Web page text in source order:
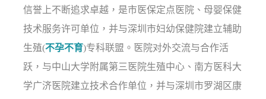
信誉上不断追求卓越，是市医保定点医院、母婴保健
技术服务许可单位，并与深圳市妇幼保健院建立辅助
生殖(不孕不育)专科联盟。医院对外交流与合作活
跃，与中山大学附属第三医院生殖中心、南方医科大
学广济医院建立技术合作单位，并与深圳市罗湖区康